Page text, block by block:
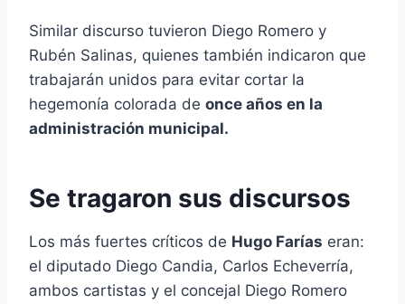
Similar discurso tuvieron Diego Romero y
Rubén Salinas, quienes también indicaron que
trabajarán unidos para evitar cortar la
hegemonía colorada de once años en la
administración municipal.
Se tragaron sus discursos
Los más fuertes críticos de Hugo Farías eran:
el diputado Diego Candia, Carlos Echeverría,
ambos cartistas y el concejal Diego Romero